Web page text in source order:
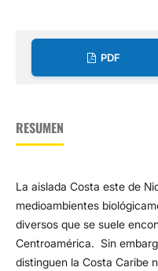
PDF
RESUMEN
La aislada Costa este de
medioambientes
diversos que se suele
Centroamérica. Sin
distinguen la Costa Caribe